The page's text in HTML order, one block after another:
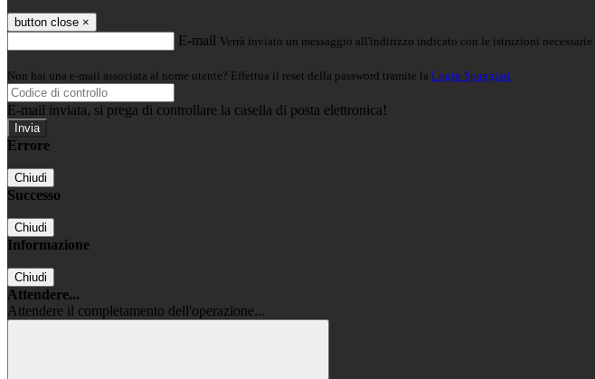
button close ×
E-mail Verrà inviato un messaggio all'indirizzo indicato con le istruzioni necessarie.
Non hai una e-mail associata al nome utente? Effettua il reset della password tramite la Login Spaggiari
E-mail inviata, si prega di controllare la casella di posta elettronica!
Errore
Chiudi
Successo
Chiudi
Informazione
Chiudi
Attendere...
Attendere il completamento dell'operazione...